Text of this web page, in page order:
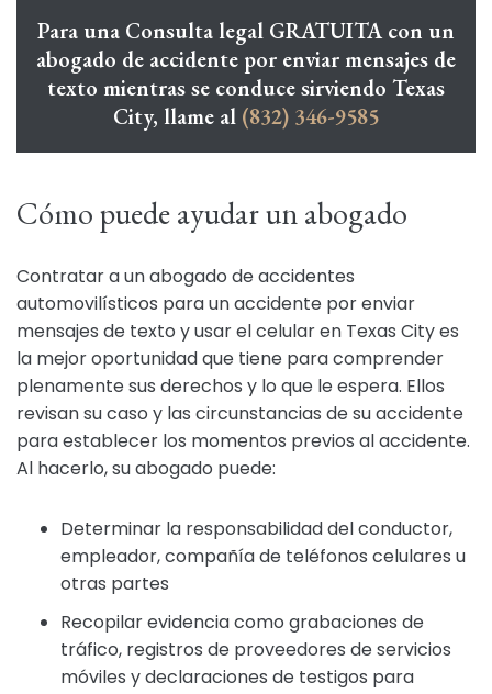
Para una Consulta legal GRATUITA con un
abogado de accidente por enviar mensajes de
texto mientras se conduce sirviendo Texas
City, llame al (832) 346-9585
Cómo puede ayudar un abogado
Contratar a un abogado de accidentes
automovilísticos para un accidente por enviar
mensajes de texto y usar el celular en Texas City es
la mejor oportunidad que tiene para comprender
plenamente sus derechos y lo que le espera. Ellos
revisan su caso y las circunstancias de su accidente
para establecer los momentos previos al accidente.
Al hacerlo, su abogado puede:
Determinar la responsabilidad del conductor,
empleador, compañía de teléfonos celulares u
otras partes
Recopilar evidencia como grabaciones de
tráfico, registros de proveedores de servicios
móviles y declaraciones de testigos para